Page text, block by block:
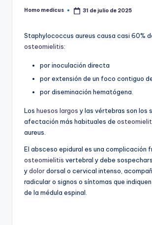
Publicado
Homo medicus 31 de julio de 2025
Staphylococcus aureus causa casi 60%
osteomielitis:
por inoculación directa
por extensión de un foco contiguo
por diseminación hematógena.
Los huesos largos y las vértebras son los
afectación más habituales de
aureus.
El absceso epidural es una complicación
osteomielitis vertebral y debe
ydolordorsal o cervical intenso,
radicular o signos o síntomas que
de la médula espinal.